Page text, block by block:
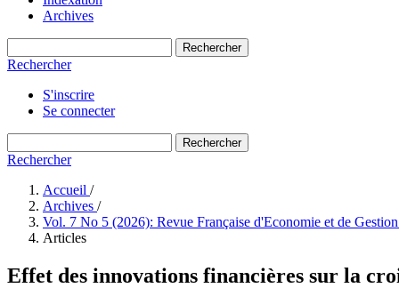
Archives
Rechercher
Rechercher
S'inscrire
Se connecter
Rechercher
Rechercher
Accueil /
Archives /
Vol. 7 No 5 (2026): Revue Française d'Economie et de Gestion
Articles
Effet des innovations financières sur la